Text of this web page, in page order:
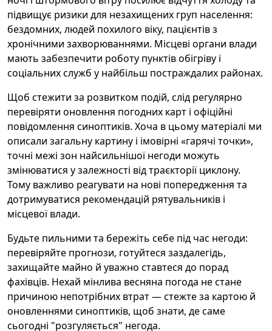
підвищує ризики для незахищених груп населення:
бездомних, людей похилого віку, пацієнтів з
хронічними захворюваннями. Місцеві органи влади
мають забезпечити роботу пунктів обігріву і
соціальних служб у найбільш постраждалих районах.
Щоб стежити за розвитком подій, слід регулярно
перевіряти оновлення погодних карт і офіційні
повідомлення синоптиків. Хоча в цьому матеріалі ми
описали загальну картину і імовірні «гарячі точки»,
точні межі зон найсильнішої негоди можуть
змінюватися у залежності від траєкторії циклону.
Тому важливо реагувати на нові попередження та
дотримуватися рекомендацій рятувальників і
місцевої влади.
Будьте пильними та бережіть себе під час негоди:
перевіряйте прогнози, готуйтеся заздалегідь,
захищайте майно й уважно ставтеся до порад
фахівців. Нехай мінлива весняна погода не стане
причиною непотрібних втрат — стежте за картою й
оновленнями синоптиків, щоб знати, де саме
сьогодні "розгуляється" негода.